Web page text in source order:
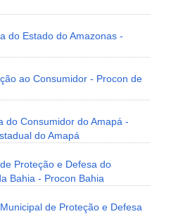
do Estado do Amazonas -
ao Consumidor - Procon de
do Consumidor do Amapá -
do Amapá
Proteção e Defesa do
Bahia - Procon Bahia
de Proteção e Defesa